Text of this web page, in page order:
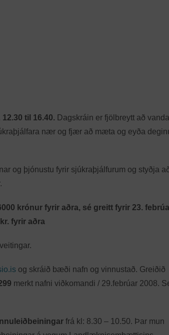
12.30 til 16.40. Dagskráin er fjölbreytt að
nær og fjær að mæta og eyða
og þjónustu fyrir sjúkraþjálfurum og styðja
krónur fyrir aðra, sé greitt fyrir 23.
fyrir aðra
og skráið bæði nafn og vinnustað. Greiðið
merkt nafni viðkomandi / 29.febrúar 2008.
frá kl: 8.30 – 10.50. Þar mun